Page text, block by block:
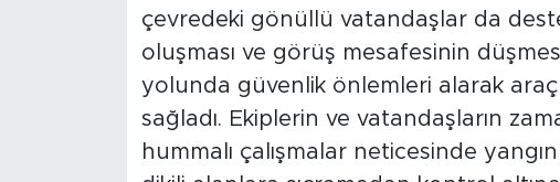
çevredeki gönüllü vatandaşlar da
oluşması ve görüş mesafesinin
yolunda güvenlik önlemleri alarak
sağladı. Ekiplerin ve vatandaşların
hummalı çalışmalar neticesinde